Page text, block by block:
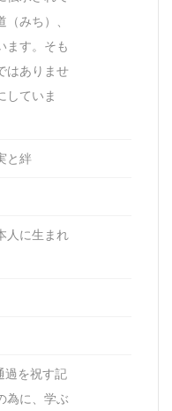
みち）、
ます。そも
はありませ
していま
と絆
人に生まれ
過を祝す記
為に、学ぶ